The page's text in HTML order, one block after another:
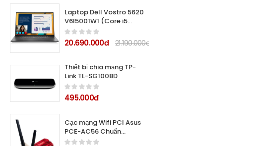
Laptop Dell Vostro 5620
V6I5001W1 (Core i5
1240P/ 8GB/ 256GB SSD/
Intel Iris Xe Graphics/
16.1inch FHD+/ Windows 11
20.690.000đ 21.190.000đ
Thiết bị chia mạng TP-
Link TL-SG1008D
495.000đ
Cạc mạng Wifi PCI Asus
PCE-AC56 Chuẩn
AC1300Mbps